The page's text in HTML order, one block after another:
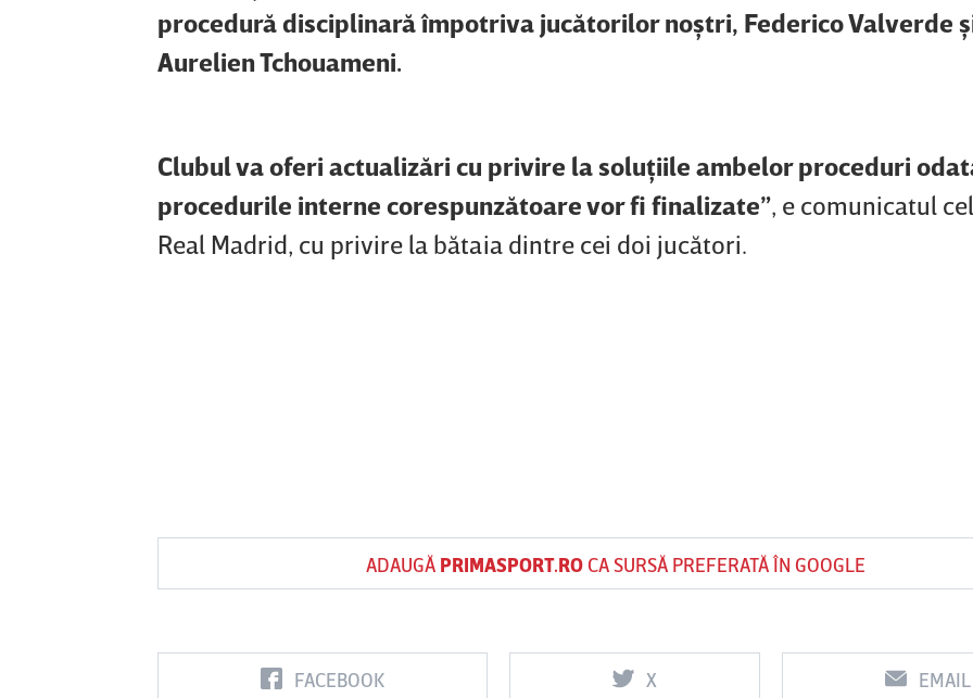
procedură disciplinară împotriva jucătorilor noştri, Federico Valverde
Aurelien Tchouameni.
Clubul va oferi actualizări cu privire la soluţiile ambelor proceduri
procedurile interne corespunzătoare vor fi finalizate”, e comunicatul
Real Madrid, cu privire la bătaia dintre cei doi jucători.
ADAUGĂ PRIMASPORT.ROCA SURSĂ PREFERATĂ ÎN GOOGLE
FACEBOOK X EMAIL